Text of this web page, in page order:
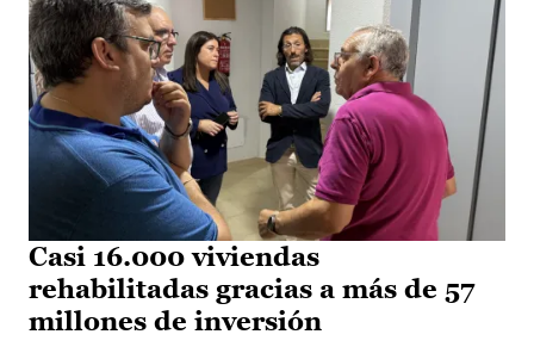
Casi 16.000 viviendas
rehabilitadas gracias a más de 57
millones de inversión